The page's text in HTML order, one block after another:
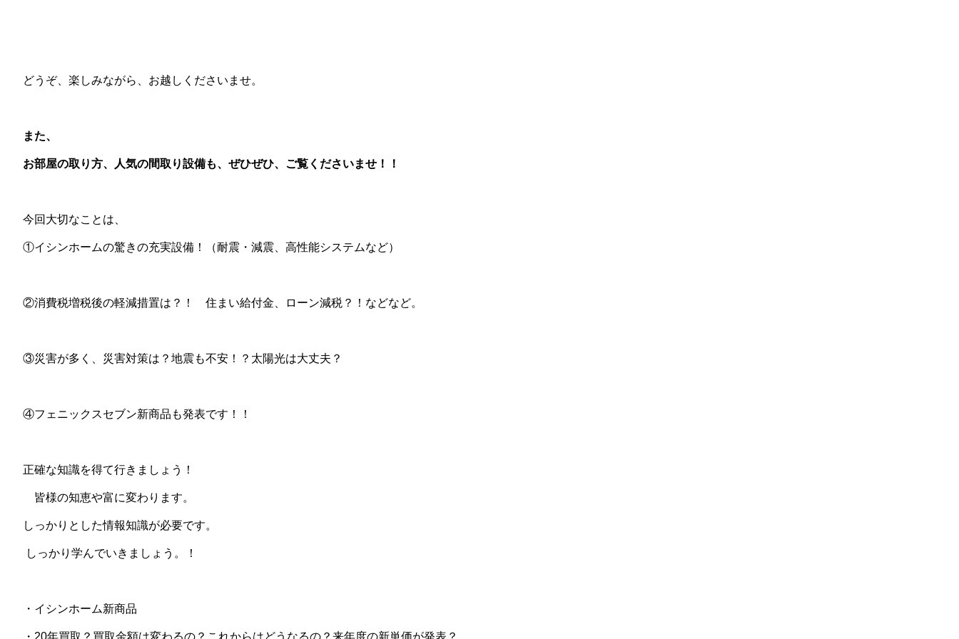
どうぞ、楽しみながら、お越しくださいませ。
また、
お部屋の取り方、人気の間取り設備も、ぜひぜひ、ご覧くださいませ！！
今回大切なことは、
①イシンホームの驚きの充実設備！（耐震・減震、高性能システムなど）
②消費税増税後の軽減措置は？！ 住まい給付金、ローン減税？！などなど。
③災害が多く、災害対策は？地震も不安！？太陽光は大丈夫？
④フェニックスセブン新商品も発表です！！
正確な知識を得て行きましょう！
皆様の知恵や富に変わります。
しっかりとした情報知識が必要です。
しっかり学んでいきましょう。！
・イシンホーム新商品
・20年買取？買取金額は変わるの？これからはどうなるの？来年度の新単価が発表？